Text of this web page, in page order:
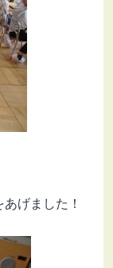
げました！